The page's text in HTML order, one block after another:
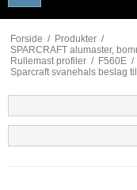
Forside / Produkter /
SPARCRAFT alumaster,
Rullemast profiler / F560E /
Sparcraft svanehals beslag